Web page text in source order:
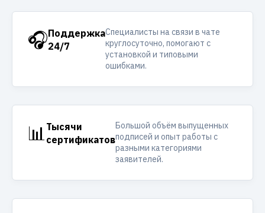
🎧Поддержка
24/7
Специалисты на связи в чате
круглосуточно, помогают с
установкой и типовыми
ошибками.
📊 Тысячи
сертификатов
Большой объём выпущенных
подписей и опыт работы с
разными категориями
заявителей.